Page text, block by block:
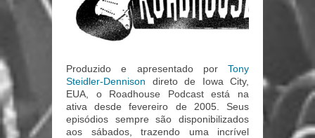
Produzido e apresentado por Tony
Steidler-Dennison direto de Iowa City,
EUA, o Roadhouse Podcast está na
ativa desde fevereiro de 2005. Seus
episódios sempre são disponibilizados
aos sábados, trazendo uma incrível